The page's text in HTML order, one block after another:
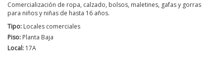
Comercialización de ropa, calzado, bolsos, maletines, gafas y gorras
para niños y niñas de hasta 16 años.
Tipo: Locales comerciales
Piso: Planta Baja
Local: 17A